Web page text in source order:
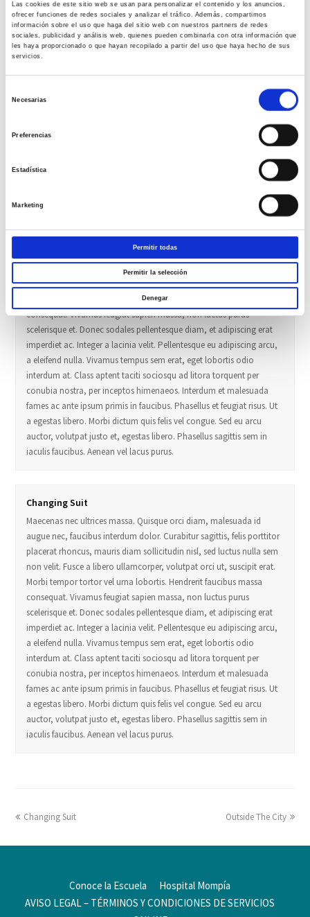
Las cookies de este sitio web se usan para personalizar el contenido y los anuncios,
ofrecer funciones de redes sociales y analizar el tráfico. Además, compartimos
información sobre el uso que haga del sitio web con nuestros partners de redes
sociales, publicidad y análisis web, quienes pueden combinarla con otra información que
les haya proporcionado o que hayan recopilado a partir del uso que haya hecho de sus
servicios.
Necesarias
Preferencias
Estadística
Marketing
Permitir todas
Permitir la selección
Denegar
auctor, volutpat justo et, egestas libero. Phasellus sagittis sem in
iaculis faucibus. Aenean vel lacus purus.
A Model App Adventure
Integer vehicula diam velit, sed varius leo elementum molestie. Fusce
in turpis tempor urna venenatis bibendum sed et purus. Suspendisse
scelerisque nibh tellus. Nulla quis diam at diam aliquam sagittis in
orci ut, suscipit erat. Morbi tempor tortor vel urna lobortis.
Maecenas nec ultrices massa. Quisque orci diam, malesuada id
augue nec, faucibus interdum dolor. Curabitur sagittis, felis porttitor
placerat rhoncus, mauris diam sollicitudin nisl, sed luctus nulla sem
non velit. Fusce a libero ullamcorper, volutpat orci ut, suscipit erat.
Morbi tempor tortor vel urna lobortis. Hendrerit faucibus massa
consequat. Vivamus feugiat sapien massa, non luctus purus
scelerisque et. Donec sodales pellentesque diam, et adipiscing erat
imperdiet ac. Integer a lacinia velit. Pellentesque eu adipiscing arcu,
a eleifend nulla. Vivamus tempus sem erat, eget lobortis odio
interdum at. Class aptent taciti sociosqu ad litora torquent per
conubia nostra, per inceptos himenaeos. Interdum et malesuada
fames ac ante ipsum primis in faucibus. Phasellus et feugiat risus. Ut
a egestas libero. Morbi dictum quis felis vel congue. Sed eu arcu
auctor, volutpat justo et, egestas libero. Phasellus sagittis sem in
iaculis faucibus. Aenean vel lacus purus.
Changing Suit
Maecenas nec ultrices massa. Quisque orci diam, malesuada id
augue nec, faucibus interdum dolor. Curabitur sagittis, felis porttitor
placerat rhoncus, mauris diam sollicitudin nisl, sed luctus nulla sem
non velit. Fusce a libero ullamcorper, volutpat orci ut, suscipit erat.
Morbi tempor tortor vel urna lobortis. Hendrerit faucibus massa
consequat. Vivamus feugiat sapien massa, non luctus purus
scelerisque et. Donec sodales pellentesque diam, et adipiscing erat
imperdiet ac. Integer a lacinia velit. Pellentesque eu adipiscing arcu,
a eleifend nulla. Vivamus tempus sem erat, eget lobortis odio
interdum at. Class aptent taciti sociosqu ad litora torquent per
conubia nostra, per inceptos himenaeos. Interdum et malesuada
fames ac ante ipsum primis in faucibus. Phasellus et feugiat risus. Ut
a egestas libero. Morbi dictum quis felis vel congue. Sed eu arcu
auctor, volutpat justo et, egestas libero. Phasellus sagittis sem in
iaculis faucibus. Aenean vel lacus purus.
Changing Suit Outside The City
Conoce la Escuela
Hospital Mompía
AVISO LEGAL – TÉRMINOS Y CONDICIONES DE SERVICIOS